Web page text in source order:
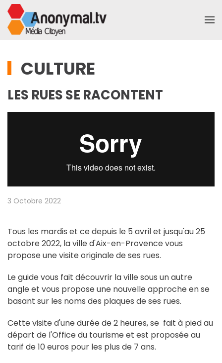
Accéder au contenu principal
CULTURE
LES RUES SE RACONTENT
3 Octobre 2022
Tous les mardis et ce depuis le 5 avril et jusqu'au 25
octobre 2022, la ville d'Aix-en-Provence vous
propose une visite originale de ses rues.
Le guide vous fait découvrir la ville sous un autre
angle et vous propose une nouvelle approche en se
basant sur les noms des plaques de ses rues.
Cette visite d'une durée de 2 heures, se fait à pied au
départ de l'Office du tourisme et est proposée au
tarif de 10 euros pour les plus de 7 ans.